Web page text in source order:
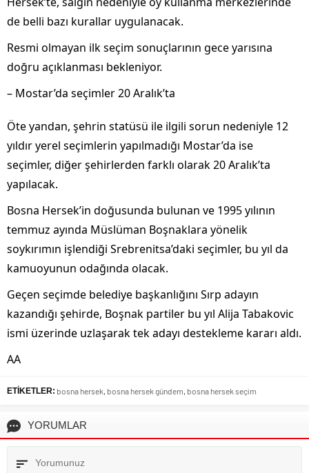
de belli bazı kurallar uygulanacak.
Resmi olmayan ilk seçim sonuçlarının gece yarısına
doğru açıklanması bekleniyor.
– Mostar’da seçimler 20 Aralık’ta
Öte yandan, şehrin statüsü ile ilgili sorun nedeniyle 12
yıldır yerel seçimlerin yapılmadığı Mostar’da ise
seçimler, diğer şehirlerden farklı olarak 20 Aralık’ta
yapılacak.
Bosna Hersek’in doğusunda bulunan ve 1995 yılının
temmuz ayında Müslüman Boşnaklara yönelik
soykırımın işlendiği Srebrenitsa’daki seçimler, bu yıl da
kamuoyunun odağında olacak.
Geçen seçimde belediye başkanlığını Sırp adayın
kazandığı şehirde, Boşnak partiler bu yıl Alija Tabakovic
ismi üzerinde uzlaşarak tek adayı destekleme kararı aldı.
AA
ETİKETLER: bosna hersek, bosna hersek gündem, bosna hersek seçim
YORUMLAR